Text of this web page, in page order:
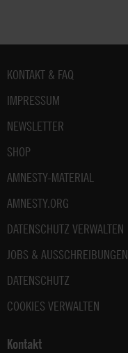
Fußbereich
KONTAKT & FAQ
IMPRESSUM
NEWSLETTER
SHOP
AMNESTY-MATERIAL
AMNESTY.ORG
DATENSCHUTZ VERWALTEN
JOBS & AUSSCHREIBUNGEN
DATENSCHUTZ
COOKIES VERWALTEN
Kontakt